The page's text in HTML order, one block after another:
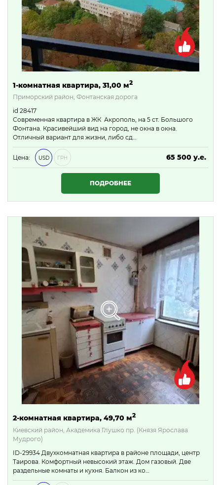
1-комнатная квартира, 31,00 м2
Приморский район, Фонтанская дорога
id 28417
Современная квартира в ЖК Акрополь, на 5 ст. Большого
Фонтана. Красивейший вид на город, не окна в окна.
Отличный вариант для жизни, либо сд…
Цена: USD ГРН
65 500 у.е.
2 816 500 ₴
ПОДРОБНЕЕ
2-комнатная квартира, 49,70 м2
Киевский район, Академика Глушко пр. (Князя Ярослава
Мудрого)
ID-29934 Двухкомнатная квартира в районе площади, центр
Таирова. Комфортный невысокий этаж. Дом газовый. Две
раздельные комнаты и кухня. Балкон из ко…